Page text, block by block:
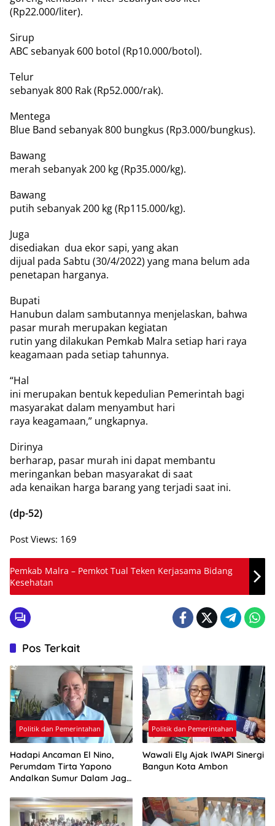
(Rp22.000/liter).
Sirup
ABC sebanyak 600 botol (Rp10.000/botol).
Telur
sebanyak 800 Rak (Rp52.000/rak).
Mentega
Blue Band sebanyak 800 bungkus (Rp3.000/bungkus).
Bawang
merah sebanyak 200 kg (Rp35.000/kg).
Bawang
putih sebanyak 200 kg (Rp115.000/kg).
Juga
disediakan dua ekor sapi, yang akan
dijual pada Sabtu (30/4/2022) yang mana belum ada
penetapan harganya.
Bupati
Hanubun dalam sambutannya menjelaskan, bahwa
pasar murah merupakan kegiatan
rutin yang dilakukan Pemkab Malra setiap hari raya
keagamaan pada setiap tahunnya.
“Hal
ini merupakan bentuk kepedulian Pemerintah bagi
masyarakat dalam menyambut hari
raya keagamaan,” ungkapnya.
Dirinya
berharap, pasar murah ini dapat membantu
meringankan beban masyarakat di saat
ada kenaikan harga barang yang terjadi saat ini.
(dp-52)
Post Views: 169
Pemkab Malra – Pemkot Tual Teken Kerjasama Bidang
Kesehatan
Pos Terkait
Politik dan Pemerintahan
Hadapi Ancaman El Nino,
Perumdam Tirta Yapono
Andalkan Sumur Dalam Jaga
Politik dan Pemerintahan
Wawali Ely Ajak IWAPI Sinergi
Bangun Kota Ambon